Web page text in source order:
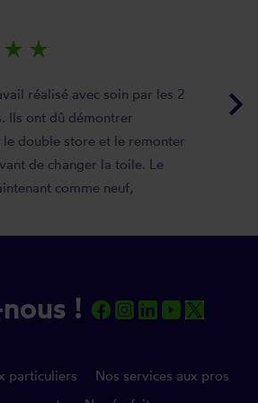
keyboard_arrow_right
star_rate star_rate
réalisé avec soin par les 2
Ils ont dû démontrer
le double store et le remonter
de changer la toile. Le
comme neuf,
vivement cette entreprise.
!
particuliers
Nos services aux pros